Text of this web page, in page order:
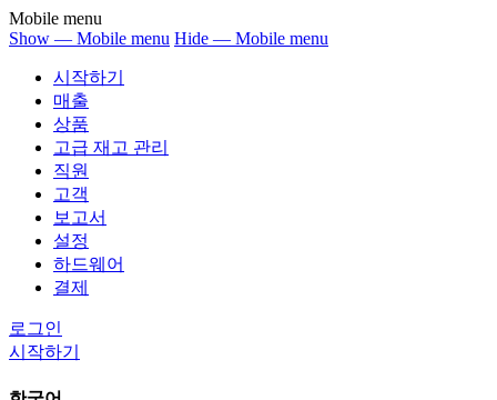
Mobile menu
Show — Mobile menu Hide — Mobile menu
시작하기
매출
상품
고급 재고 관리
직원
고객
보고서
설정
하드웨어
결제
로그인
시작하기